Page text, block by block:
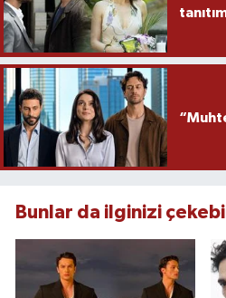
Bunlar da ilginizi